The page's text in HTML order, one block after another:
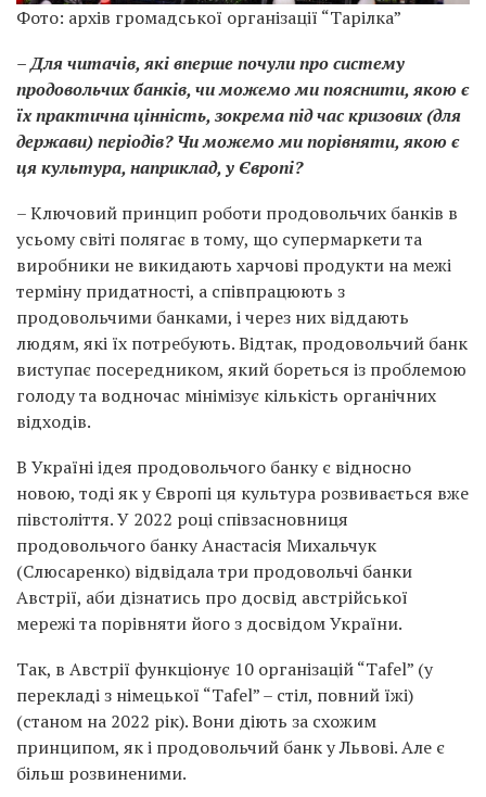
Фото: архів громадської організації “Тарілка”
– Для читачів, які вперше почули про систему
продовольчих банків, чи можемо ми пояснити, якою є
їх практична цінність, зокрема під час кризових (для
держави) періодів? Чи можемо ми порівняти, якою є
ця культура, наприклад, у Європі?
– Ключовий принцип роботи продовольчих банків в
усьому світі полягає в тому, що супермаркети та
виробники не викидають харчові продукти на межі
терміну придатності, а співпрацюють з
продовольчими банками, і через них віддають
людям, які їх потребують. Відтак, продовольчий банк
виступає посередником, який бореться із проблемою
голоду та водночас мінімізує кількість органічних
відходів.
В Україні ідея продовольчого банку є відносно
новою, тоді як у Європі ця культура розвивається вже
півстоліття. У 2022 році співзасновниця
продовольчого банку Анастасія Михальчук
(Слюсаренко) відвідала три продовольчі банки
Австрії, аби дізнатись про досвід австрійської
мережі та порівняти його з досвідом України.
Так, в Австрії функціонує 10 організацій “Tafel” (у
перекладі з німецької “Tafel” – стіл, повний їжі)
(станом на 2022 рік). Вони діють за схожим
принципом, як і продовольчий банк у Львові. Але є
більш розвиненими.